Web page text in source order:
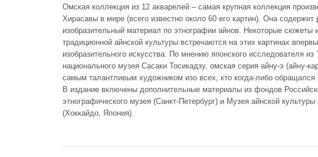
Омская коллекция из 12 акварелей – самая крупная коллекция
Хирасавы в мире (всего известно около 60 его картин). Она содержит
изобразительный материал по этнографии айнов. Некоторые сюжеты
традиционной айнской культуры встречаются на этих картинах
изобразительного искусства. По мнению японского исследователя из
национального музея Сасаки Тосикадзу, омская серия айну-э (айну-
самым талантливым художником изо всех, кто когда-либо обращался
В издание включены дополнительные материалы из фондов
этнографического музея (Санкт-Петербург) и Музея айнской
(Хоккайдо, Япония).